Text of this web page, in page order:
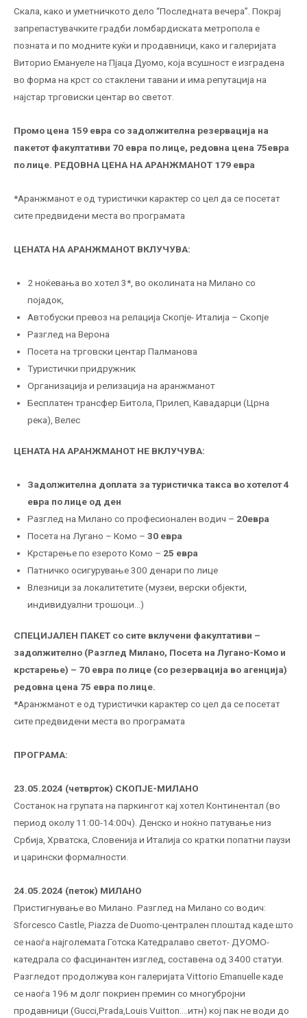
Скала, како и уметничкото дело “Последната вечера”. Покрај
запрепастувачките градби ломбардиската метропола е
позната и по модните куќи и продавници, како и галеријата
Виторио Емануеле на Пјаца Дуомо, која всушност е изградена
во форма на крст со стаклени тавани и има репутација на
најстар трговиски центар во светот.
Промо цена 159 евра со задолжителна резервација на
пакетот факултативи 70 евра по лице, редовна цена 75евра
по лице. РЕДОВНА ЦЕНА НА АРАНЖМАНОТ 179 евра
*Аранжманот е од туристички карактер со цел да се посетат
сите предвидени места во програмата
ЦЕНАТА НА АРАНЖМАНОТ ВКЛУЧУВА:
2 ноќевања во хотел 3*, во околината на Милано со
појадок,
Автобуски превоз на релација Скопје- Италија – Скопје
Разглед на Верона
Посета на трговски центар Палманова
Туристички придружник
Организација и релизација на аранжманот
Бесплатен трансфер Битола, Прилеп, Кавадарци (Црна
река), Велес
ЦЕНАТА НА АРАНЖМАНОТ НЕ ВКЛУЧУВА:
Задолжителна доплата за туристичка такса во хотелот 4
евра по лице од ден
Разглед на Милано со професионален водич – 20евра
Посета на Лугано – Комо – 30 евра
Крстарење по езерото Комо – 25 евра
Патничко осигурување 300 денари по лице
Влезници за локалитетите (музеи, верски објекти,
индивидуални трошоци…)
СПЕЦИЈАЛЕН ПАКЕТ со сите вклучени факултативи –
задолжително (Разглед Милано, Посета на Лугано-Комо и
крстарење) – 70 евра по лице (со резервација во агенција)
редовна цена 75 евра по лице.
*Аранжманот е од туристички карактер со цел да се посетат
сите предвидени места во програмата
ПРОГРАМА:
23.05.2024 (четврток) СКОПЈЕ-МИЛАНО
Состанок на групата на паркингот кај хотел Континентал (во
период околу 11:00-14:00ч). Денско и ноќно патување низ
Србија, Хрватска, Словенија и Италија со кратки попатни паузи
и царински формалности.
24.05.2024 (петок) МИЛАНО
Пристигнување во Милано. Разглед на Милано со водич:
Sforcesco Cаstle, Piazza de Duomo-централен плоштад каде што
се наоѓа најголемата Готска Катедралаво светот- ДУОМО-
катедрала со фасцинантен изглед, составена од 3400 статуи.
Разгледот продолжува кон галеријата Vittorio Emanuelle каде
се наоѓа 196 м долг покриен премин со многубројни
продавници (Gucci,Prada,Louis Vuitton….итн) кој пак не води до